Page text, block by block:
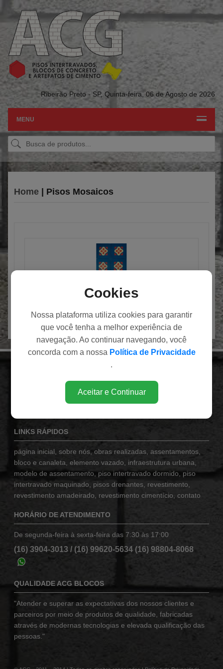
Ribeirão Preto - SP, Quinta-feira, 06 de Agosto de 2026
MENU
Cookies
Nossa plataforma utiliza cookies para garantir
que você tenha a melhor experiência de
navegação. Ao continuar navegando, você
concorda com a nossa Política de Privacidade
.
Aceitar e Continuar
Home | Pisos Mosaicos
Av. Eduardo Andrea Matarazzo (Via Norte), 1860
Bairro Campos Elíseos
LINKS RÁPIDOS
página inicial ,sobre nós ,obras realizadas ,assentamentos
bloco e canaleta ,elemento vazado infraestrutura urbana
modelo de assentamento
piso intertravado dormido
piso
intertravado maquinado
pisos drenantes revestimento
revestimento amadeirado
revestimento cimentício ,contato
HORÁRIO DE ATENDIMENTO
De segunda-feira à sexta-feira das 7:30 às 17:00
(16) 3904-3013 / (16) 99620-5634 (16) 98804-8068
QUALIDADE ACG BLOCOS
"Atender e superar as expectativas dos nossos clientes e
parceiros por meio de produtos de qualidade, fabricadas
através de modernas tecnologias e elevada qualificação das
pessoas."